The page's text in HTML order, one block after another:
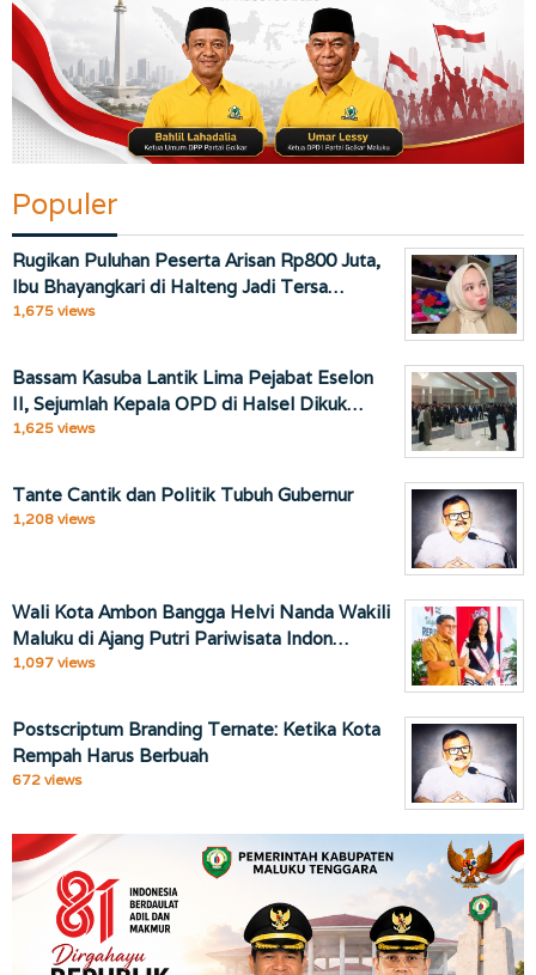
Populer
Rugikan Puluhan Peserta Arisan Rp800 Juta,
Ibu Bhayangkari di Halteng Jadi Tersa…
1,675 views
Bassam Kasuba Lantik Lima Pejabat Eselon
II, Sejumlah Kepala OPD di Halsel Dikuk…
1,625 views
Tante Cantik dan Politik Tubuh Gubernur
1,208 views
Wali Kota Ambon Bangga Helvi Nanda Wakili
Maluku di Ajang Putri Pariwisata Indon…
1,097 views
Postscriptum Branding Ternate: Ketika Kota
Rempah Harus Berbuah
672 views